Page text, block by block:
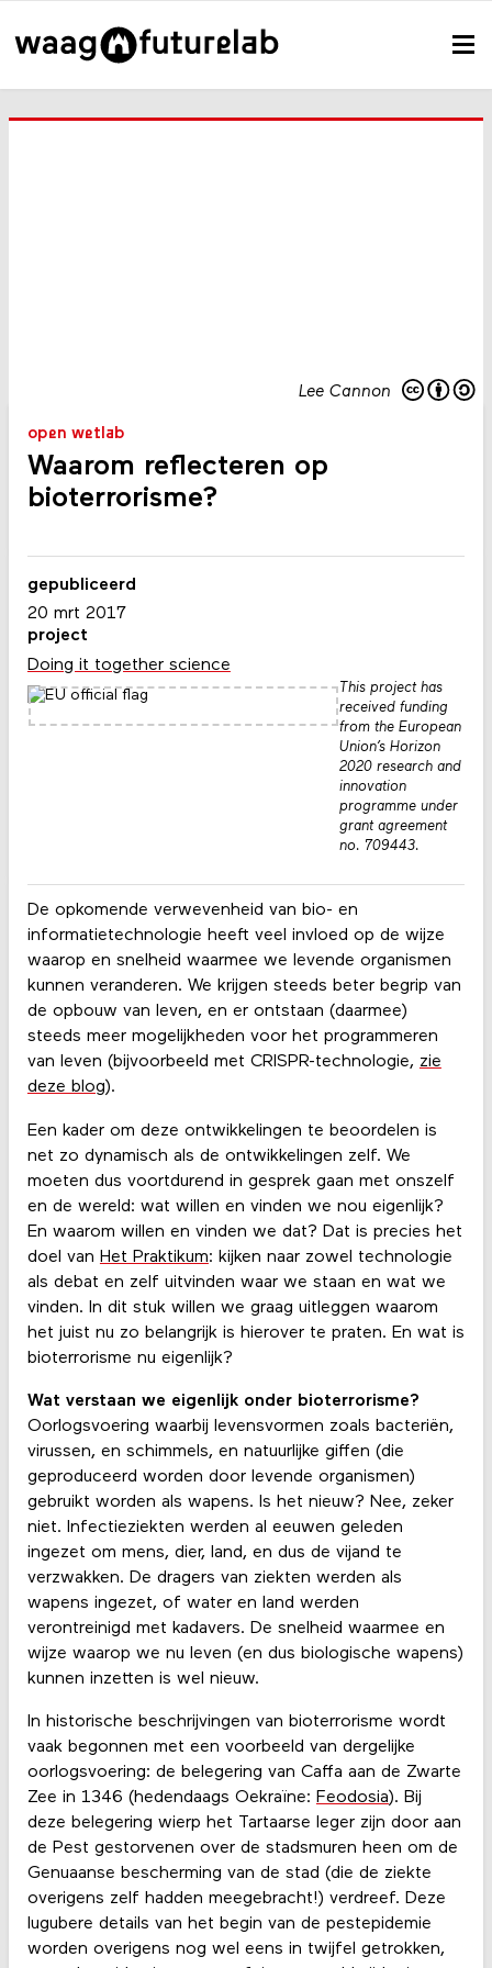
Lee Cannon
open wetlab
Waarom reflecteren op
bioterrorisme?
De opkomende verwevenheid van bio- en
informatietechnologie heeft veel invloed op de wijze
waarop en snelheid waarmee we levende organismen
kunnen veranderen. We krijgen steeds beter begrip van
de opbouw van leven, en er ontstaan (daarmee)
steeds meer mogelijkheden voor het programmeren
van leven (bijvoorbeeld met CRISPR-technologie, zie
deze blog).
Een kader om deze ontwikkelingen te beoordelen is
net zo dynamisch als de ontwikkelingen zelf. We
moeten dus voortdurend in gesprek gaan met onszelf
en de wereld: wat willen en vinden we nou eigenlijk?
En waarom willen en vinden we dat? Dat is precies het
doel van Het Praktikum: kijken naar zowel technologie
als debat en zelf uitvinden waar we staan en wat we
vinden. In dit stuk willen we graag uitleggen waarom
het juist nu zo belangrijk is hierover te praten. En wat is
bioterrorisme nu eigenlijk?
Wat verstaan we eigenlijk onder bioterrorisme?
Oorlogsvoering waarbij levensvormen zoals bacteriën,
virussen, en schimmels, en natuurlijke giffen (die
geproduceerd worden door levende organismen)
gebruikt worden als wapens. Is het nieuw? Nee, zeker
niet. Infectieziekten werden al eeuwen geleden
ingezet om mens, dier, land, en dus de vijand te
verzwakken. De dragers van ziekten werden als
wapens ingezet, of water en land werden
verontreinigd met kadavers. De snelheid waarmee en
wijze waarop we nu leven (en dus biologische wapens)
kunnen inzetten is wel nieuw.
In historische beschrijvingen van bioterrorisme wordt
vaak begonnen met een voorbeeld van dergelijke
oorlogsvoering: de belegering van Caffa aan de Zwarte
Zee in 1346 (hedendaags Oekraïne: Feodosia). Bij
deze belegering wierp het Tartaarse leger zijn door aan
de Pest gestorvenen over de stadsmuren heen om de
Genuaanse bescherming van de stad (die de ziekte
overigens zelf hadden meegebracht!) verdreef. Deze
lugubere details van het begin van de pestepidemie
worden overigens nog wel eens in twijfel getrokken,
gepubliceerd
20 mrt 2017
project
Doing it together science
This project has
received funding
from the European
Union’s Horizon
2020 research and
innovation
programme under
grant agreement
no. 709443.